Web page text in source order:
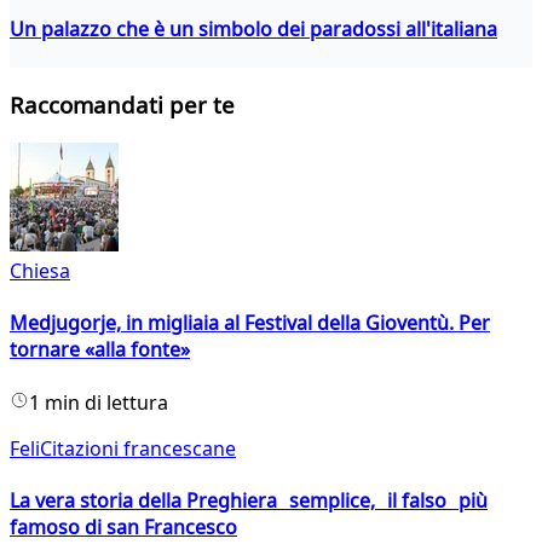
Un palazzo che è un simbolo dei paradossi all'italiana
Raccomandati per te
Chiesa
Medjugorje, in migliaia al Festival della Gioventù. Per
tornare «alla fonte»
1 min di lettura
FeliCitazioni francescane
La vera storia della Preghiera semplice, il falso più
famoso di san Francesco